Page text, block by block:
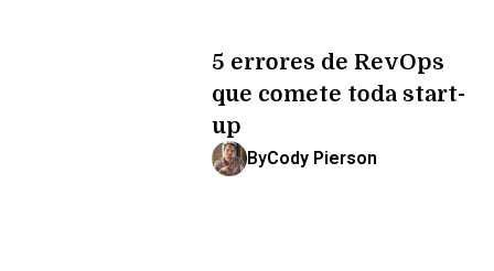
5 errores de RevOps
que comete toda start-
up
ByCody Pierson